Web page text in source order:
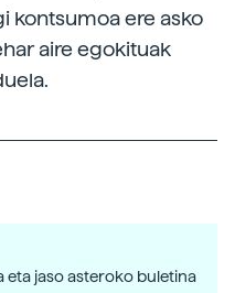
kontsumoa ere asko
aire egokituak
eta jaso asteroko buletina